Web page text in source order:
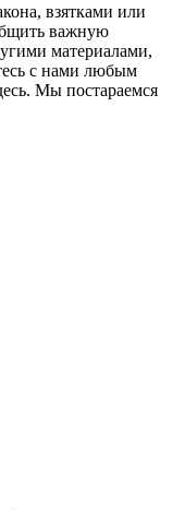
взятками или
важную
материалами,
с нами любым
Мы постараемся